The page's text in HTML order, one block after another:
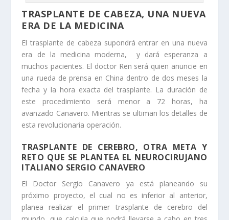
TRASPLANTE DE CABEZA, UNA NUEVA
ERA DE LA MEDICINA
El trasplante de cabeza supondrá entrar en una nueva
era de la medicina moderna, y dará esperanza a
muchos pacientes. El doctor Ren será quien anuncie en
una rueda de prensa en China dentro de dos meses la
fecha y la hora exacta del trasplante. La duración de
este procedimiento será menor a 72 horas, ha
avanzado Canavero. Mientras se ultiman los detalles de
esta revolucionaria operación.
TRASPLANTE DE CEREBRO, OTRA META Y
RETO QUE SE PLANTEA EL NEUROCIRUJANO
ITALIANO SERGIO CANAVERO
El Doctor Sergio Canavero ya está planeando su
próximo proyecto, el cual no es inferior al anterior,
planea realizar el primer trasplante de cerebro del